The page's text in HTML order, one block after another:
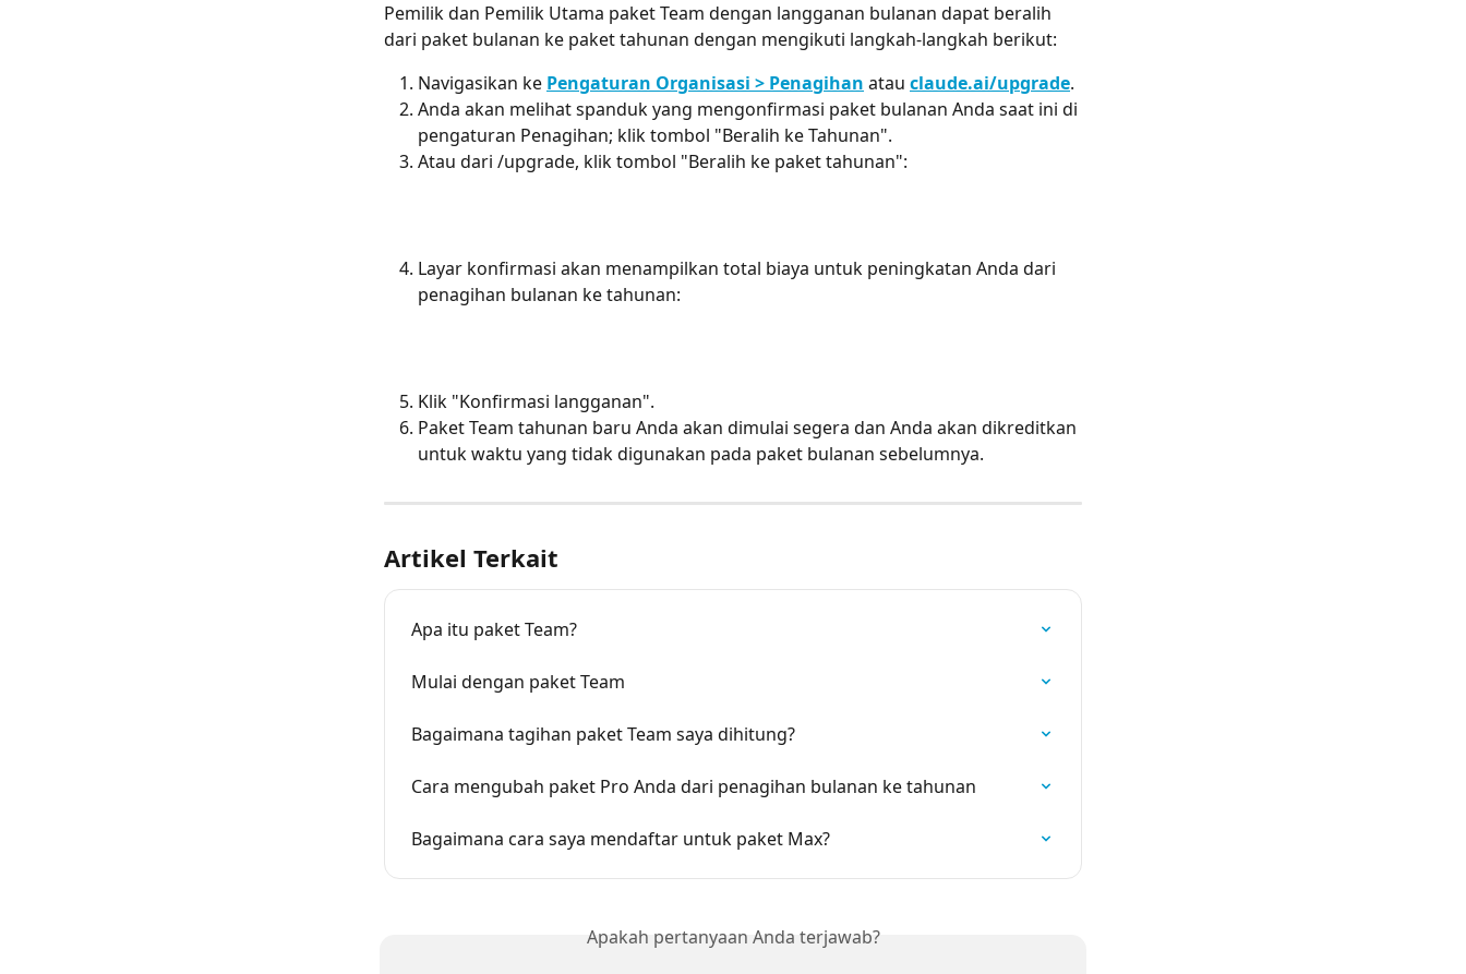
Pemilik dan Pemilik Utama paket Team dengan langganan bulanan dapat beralih
dari paket bulanan ke paket tahunan dengan mengikuti langkah-langkah berikut:
Navigasikan ke Pengaturan Organisasi > Penagihan atau claude.ai/upgrade.
Anda akan melihat spanduk yang mengonfirmasi paket bulanan Anda saat ini di
pengaturan Penagihan; klik tombol "Beralih ke Tahunan".
Atau dari /upgrade, klik tombol "Beralih ke paket tahunan":
Layar konfirmasi akan menampilkan total biaya untuk peningkatan Anda dari
penagihan bulanan ke tahunan:
Klik "Konfirmasi langganan".
Paket Team tahunan baru Anda akan dimulai segera dan Anda akan dikreditkan
untuk waktu yang tidak digunakan pada paket bulanan sebelumnya.
Artikel Terkait
Apa itu paket Team?
Mulai dengan paket Team
Bagaimana tagihan paket Team saya dihitung?
Cara mengubah paket Pro Anda dari penagihan bulanan ke tahunan
Bagaimana cara saya mendaftar untuk paket Max?
Apakah pertanyaan Anda terjawab?